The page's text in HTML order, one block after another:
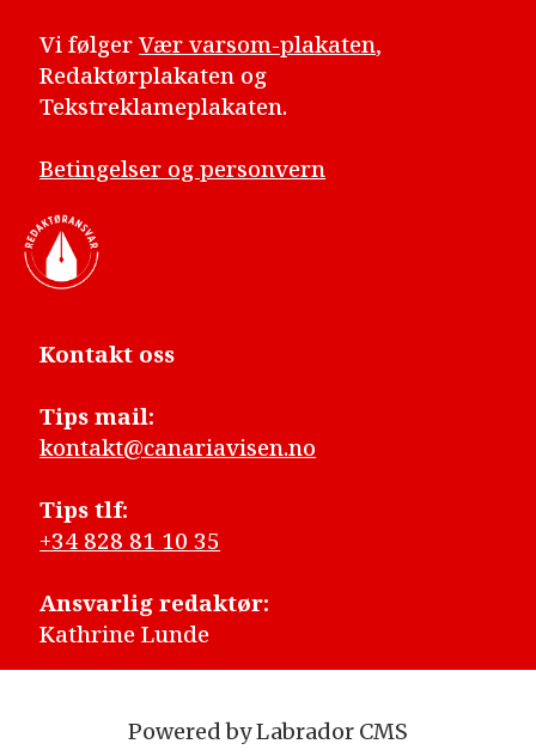
Vi følgerVær varsom-plakaten,
Redaktørplakaten og
Tekstreklameplakaten.
Betingelser og personvern
Kontakt oss
Tips mail:
kontakt@canariavisen.no
Tips tlf:
+34 828 81 10 35
Ansvarlig redaktør:
Kathrine Lunde
Powered by Labrador CMS